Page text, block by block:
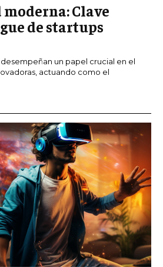
Clave
de startups
un papel crucial en el
actuando como el